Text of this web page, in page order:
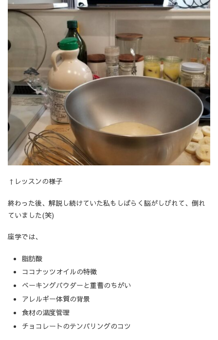
↑レッスンの様子
終わった後、解説し続けていた私もしばらく脳がしびれて、倒れ
ていました(笑)
座学では、
脂肪酸
ココナッツオイルの特徴
ベーキングパウダーと重曹のちがい
アレルギー体質の背景
食材の温度管理
チョコレートのテンパリングのコツ